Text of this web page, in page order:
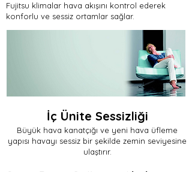
Fujitsu klimalar hava akışını kontrol ederek
konforlu ve sessiz ortamlar sağlar.
İç Ünite Sessizliği
Büyük hava kanatçığı ve yeni hava üfleme
yapısı havayı sessiz bir şekilde zemin seviyesine
ulaştırır.